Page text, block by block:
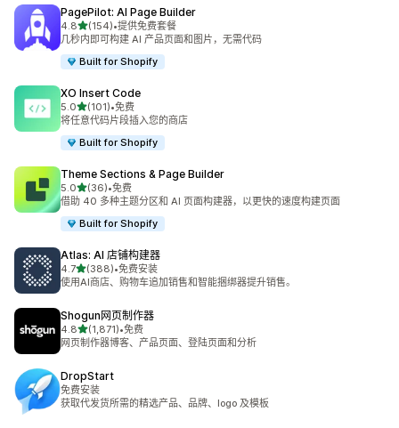
PagePilot: AI Page Builder
4.8星（满分 5 星）
(154)
总共 154 条评论
•提供免费套餐
几秒内即可构建 AI 产品页面和图片，无需代码
Built for Shopify
XO Insert Code
5.0星（满分 5 星）
(101)
总共 101 条评论
•免费
将任意代码片段插入您的商店
Built for Shopify
Theme Sections & Page Builder
5.0星（满分 5 星）
(36)
总共 36 条评论
•免费
借助 40 多种主题分区和 AI 页面构建器，以更快的速度构建页面
Built for Shopify
Atlas: AI 店铺构建器
4.7星（满分 5 星）
(388)
总共 388 条评论
•免费安装
使用AI商店、购物车追加销售和智能捆绑器提升销售。
Shogun网页制作器
4.8星（满分 5 星）
(1,871)
总共 1871 条评论
•免费
网页制作器博客、产品页面、登陆页面和分析
DropStart
免费安装
获取代发货所需的精选产品、品牌、logo 及模板